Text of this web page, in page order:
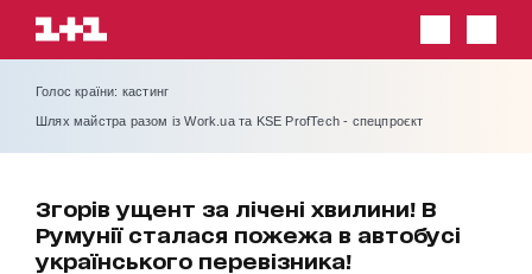
Голос країни: кастинг
Шлях майстра разом із Work.ua та KSE ProfTech - спецпроєкт
Згорів ущент за лічені хвилини! В
Румунії сталася пожежа в автобусі
українського перевізника!